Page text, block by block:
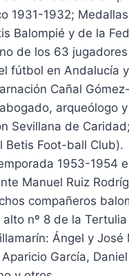
1931-1932;
Balompié y de la
de los 63
fútbol en Andalucía
Cañal
arqueólogo
Sevillana de
Betis Foot-ball Club).
1953-1954
Manuel Ruiz
compañeros
nº 8 de la
Ángel y José
García,